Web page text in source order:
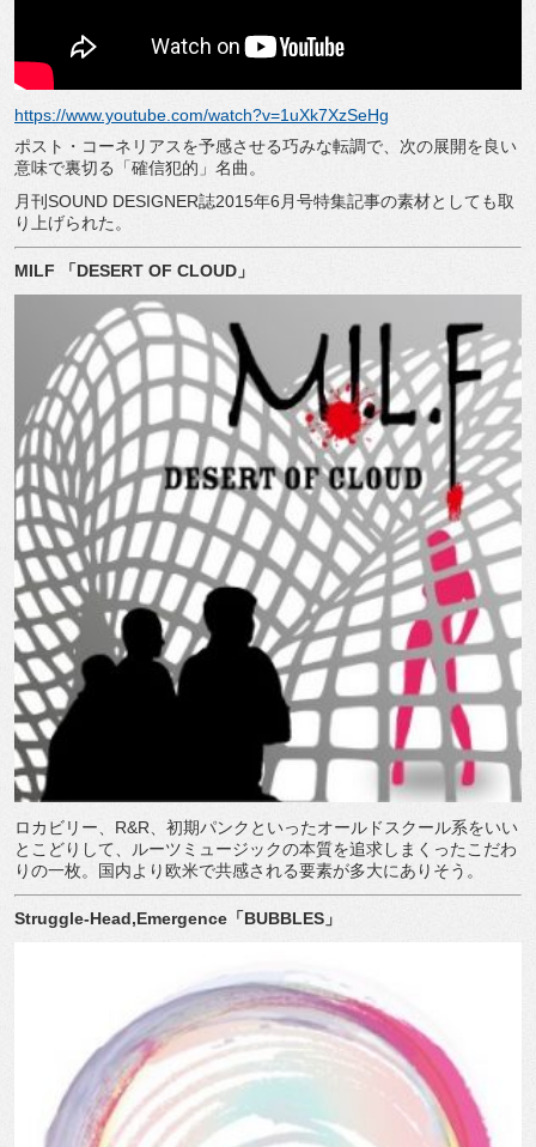
https://www.youtube.com/watch?v=1uXk7XzSeHg
ポスト・コーネリアスを予感させる巧みな転調で、次の展開を良い
意味で裏切る「確信犯的」名曲。
月刊 SOUND DESIGNER誌2015年6 月号特集記事の素材としても取
り上げられた。
MILF 「DESERT OF CLOUD 」
ロカビリー、 R&R 、初期パンクといったオールドスクール系をいい
とこどりして、ルーツミュージックの本質を追求しまくったこだわ
りの一枚。国内より欧米で共感される要素が多大にありそう。
Struggle-Head,Emergence 「BUBBLES 」